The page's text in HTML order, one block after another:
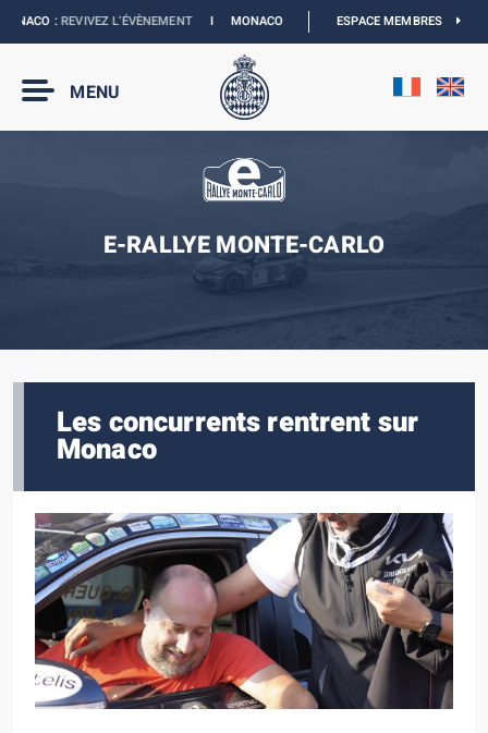
:REVIVEZ L’ÉVÈNEMENTIMONACO E-PRIX 2027 :NOUVELLES DATES
ESPACE MEMBRES
MENU
E-RALLYE MONTE-CARLO
Les concurrents rentrent sur
Monaco